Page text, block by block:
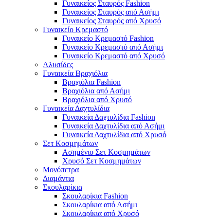
Γυναικείος Σταυρός Fashion
Γυναικείος Σταυρός από Ασήμι
Γυναικείος Σταυρός από Χρυσό
Γυναικείο Κρεμαστό
Γυναικείο Κρεμαστό Fashion
Γυναικείο Κρεμαστό από Ασήμι
Γυναικείο Κρεμαστό από Χρυσό
Αλυσίδες
Γυναικεία Βραχιόλια
Βραχιόλια Fashion
Βραχιόλια από Ασήμι
Βραχιόλια από Χρυσό
Γυναικεία Δαχτυλίδια
Γυναικεία Δαχτυλίδια Fashion
Γυναικεία Δαχτυλίδια από Ασήμι
Γυναικεία Δαχτυλίδια από Χρυσό
Σετ Κοσμημάτων
Ασημένιο Σετ Κοσμημάτων
Χρυσό Σετ Κοσμημάτων
Μονόπετρα
Διαμάντια
Σκουλαρίκια
Σκουλαρίκια Fashion
Σκουλαρίκια από Ασήμι
Σκουλαρίκια από Χρυσό